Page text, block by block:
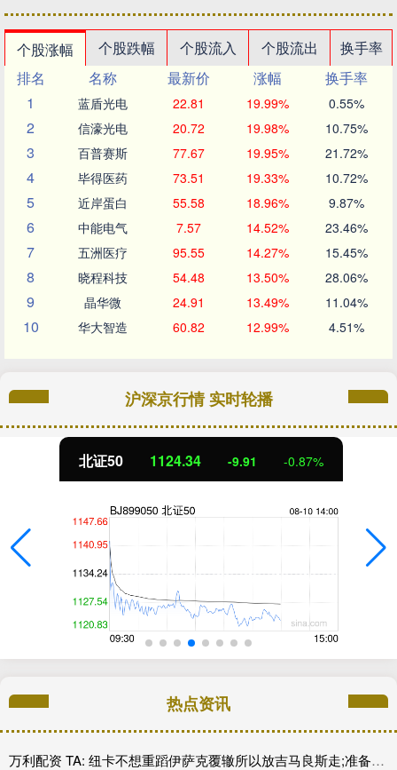
个股涨幅 个股跌幅 个股流入 个股流出
换手率
排名
名称 最新价 涨幅
换手率
1
蓝盾光电 22.81 19.99% 0.55%
2 信濠光电 20.72 19.98% 10.75%
3 百普赛斯 77.67 19.95% 21.72%
4 毕得医药 73.51 19.33% 10.72%
5 近岸蛋白 55.58 18.96% 9.87%
6 中能电气 7.57 14.52% 23.46%
7 五洲医疗 95.55 14.27% 15.45%
8 晓程科技 54.48 13.50% 28.06%
9 晶华微 24.91 13.49% 11.04%
10 华大智造 60.82 12.99% 4.51%
沪深京行情 实时轮播
北证50 1124.35 -9.89 -0.87%
热点资讯
万利配资 TA: 纽卡不想重蹈伊萨克覆辙所以放吉马良斯走;准备买中场